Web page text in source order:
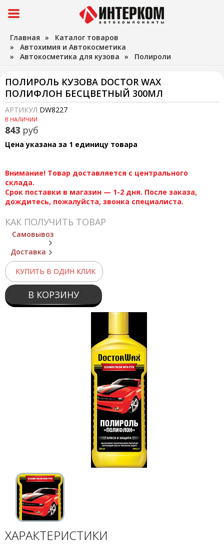
Главная » Каталог товаров
» Автохимия и Автокосметика
» Автокосметика для кузова » Полироли
ПОЛИРОЛЬ КУЗОВА DOCTOR WAX
ПОЛИФЛОН БЕСЦВЕТНЫЙ 300МЛ
АРТИКУЛ DW8227
В НАЛИЧИИ
843 руб
Цена указана за 1 единицу товара
Внимание! Товар доставляется с центрального
склада.
Срок поставки в магазин — 1-2 дня. После заказа,
дождитесь, пожалуйста, звонка специалиста.
КАК ПОЛУЧИТЬ ТОВАР
Самовывоз
Доставка
КУПИТЬ В ОДИН КЛИК
В КОРЗИНУ
ХАРАКТЕРИСТИКИ